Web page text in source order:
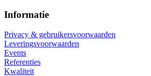
Informatie
Privacy & gebruikersvoorwaarden
Leveringsvoorwaarden
Events
Referenties
Kwaliteit